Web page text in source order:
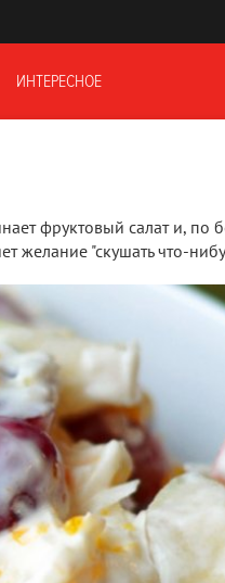
ИНТЕРЕСНОЕ
фруктовый салат и, по
желание "скушать что-